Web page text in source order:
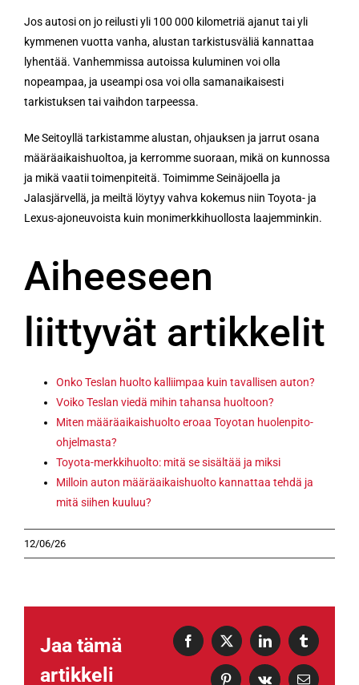
Jos autosi on jo reilusti yli 100 000 kilometriä ajanut tai yli
kymmenen vuotta vanha, alustan tarkistusväliä kannattaa
lyhentää. Vanhemmissa autoissa kuluminen voi olla
nopeampaa, ja useampi osa voi olla samanaikaisesti
tarkistuksen tai vaihdon tarpeessa.
Me Seitoyllä tarkistamme alustan, ohjauksen ja jarrut osana
määräaikaishuoltoa, ja kerromme suoraan, mikä on kunnossa
ja mikä vaatii toimenpiteitä. Toimimme Seinäjoella ja
Jalasjärvellä, ja meiltä löytyy vahva kokemus niin Toyota- ja
Lexus-ajoneuvoista kuin monimerkkihuollosta laajemminkin.
Aiheeseen
liittyvät artikkelit
Onko Teslan huolto kalliimpaa kuin tavallisen auton?
Voiko Teslan viedä mihin tahansa huoltoon?
Miten määräaikaishuolto eroaa Toyotan huolenpito-
ohjelmasta?
Toyota-merkkihuolto: mitä se sisältää ja miksi
Milloin auton määräaikaishuolto kannattaa tehdä ja
mitä siihen kuuluu?
12/06/26
Jaa tämä
artikkeli
Facebook
X LinkedInTumblr